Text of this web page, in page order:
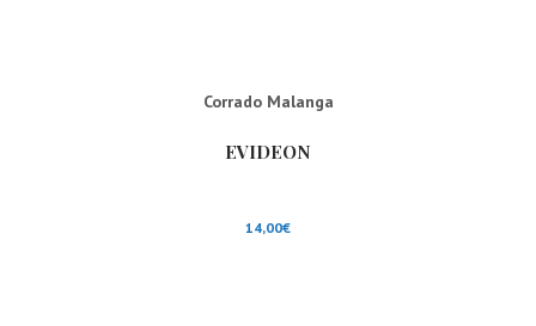
Corrado Malanga
EVIDEON
14,00€